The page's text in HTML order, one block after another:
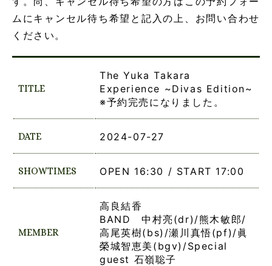
ムにキャンセル待ち希望と記入の上、お問い合わせ
ください。
TITLE
The Yuka Takara
Experience ~Divas Edition~
※予約完売になりました。
DATE 2024-07-27
SHOWTIMES OPEN 16:30 / START 17:00
MEMBER
高良結香
BAND 中村亮(dr)/熊木敏郎/
高尾英樹(bs)/瀬川真悟(pf)/眞
榮城智恵美(bgv)/Special
guest 石嶺聡子